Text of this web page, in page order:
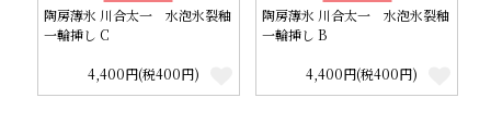
陶房薄氷 川合太一 水泡氷裂釉
一輪挿し C
4,400円(税400円)
陶房薄氷 川合太一 水泡氷裂釉
一輪挿し B
4,400円(税400円)